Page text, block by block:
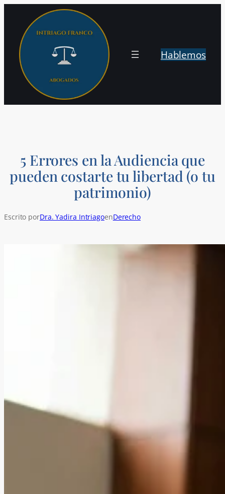
contenido
Hablemos
5 Errores en la Audiencia que
pueden costarte tu libertad (o tu
patrimonio)
Escrito porDra. Yadira IntriagoenDerecho